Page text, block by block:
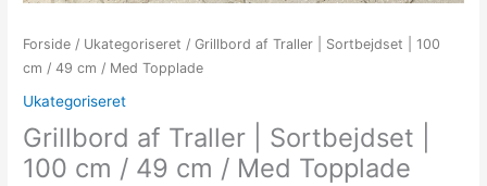
Forside / Ukategoriseret / Grillbord af Traller | Sortbejdset | 100
cm / 49 cm / Med Topplade
Ukategoriseret
Grillbord af Traller | Sortbejdset |
100 cm / 49 cm / Med Topplade